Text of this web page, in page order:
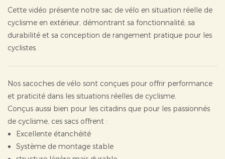
Cette vidéo présente notre sac de vélo en situation réelle de
cyclisme en extérieur, démontrant sa fonctionnalité, sa
durabilité et sa conception de rangement pratique pour les
cyclistes.
Nos sacoches de vélo sont conçues pour offrir performance
et praticité dans les situations réelles de cyclisme.
Conçus aussi bien pour les citadins que pour les passionnés
de cyclisme, ces sacs offrent :
Excellente étanchéité
Système de montage stable